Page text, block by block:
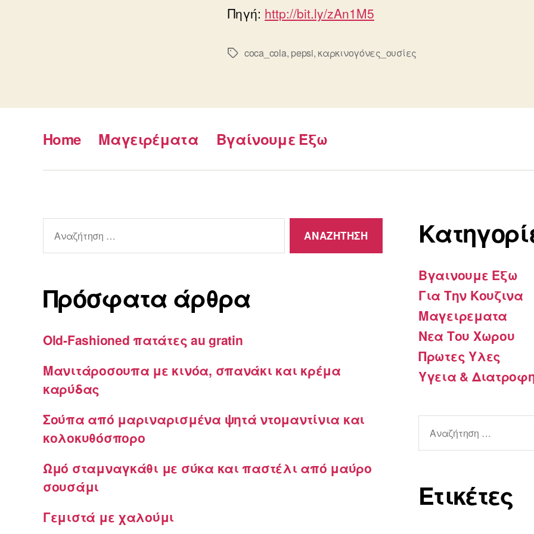
Πηγή: http://bit.ly/zAn1M5
Ετικέτες
coca_cola, pepsi, καρκινογόνες_ουσίες
Home Μαγειρέματα Βγαίνουμε Έξω
για:
Πρόσφατα άρθρα
Old-Fashioned πατάτες au gratin
Μανιτάροσουπα με κινόα, σπανάκι και κρέμα
καρύδας
Σούπα από μαριναρισμένα ψητά ντομαντίνια και
κολοκυθόσπορο
Ωμό σταμναγκάθι με σύκα και παστέλι από μαύρο
σουσάμι
Γεμιστά με χαλούμι
Βγαινουμε Εξω
Για Την Κουζινα
Μαγειρεματα
Νεα Του Χωρου
Πρωτες Υλες
Υγεια &
για:
Ετικέτες